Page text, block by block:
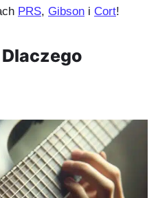
PRS, Gibson i Cort!
Dlaczego